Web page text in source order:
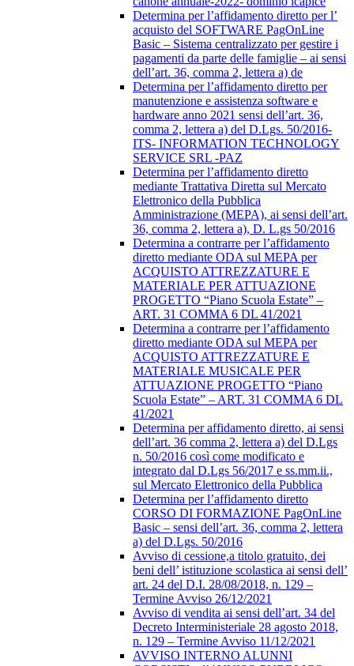
Determina per l’affidamento diretto per l’
acquisto del SOFTWARE PagOnLine
Basic – Sistema centralizzato per gestire i
pagamenti da parte delle famiglie – ai sensi
dell’art. 36, comma 2, lettera a) de
Determina per l’affidamento diretto per
manutenzione e assistenza software e
hardware anno 2021 sensi dell’art. 36,
comma 2, lettera a) del D.Lgs. 50/2016-
ITS- INFORMATION TECHNOLOGY
SERVICE SRL -PAZ
Determina per l’affidamento diretto
mediante Trattativa Diretta sul Mercato
Elettronico della Pubblica
Amministrazione (MEPA), ai sensi dell’art.
36, comma 2, lettera a), D. L.gs 50/2016
Determina a contrarre per l’affidamento
diretto mediante ODA sul MEPA per
ACQUISTO ATTREZZATURE E
MATERIALE PER ATTUAZIONE
PROGETTO “Piano Scuola Estate” –
ART. 31 COMMA 6 DL 41/2021
Determina a contrarre per l’affidamento
diretto mediante ODA sul MEPA per
ACQUISTO ATTREZZATURE E
MATERIALE MUSICALE PER
ATTUAZIONE PROGETTO “Piano
Scuola Estate” – ART. 31 COMMA 6 DL
41/2021
Determina per affidamento diretto, ai sensi
dell’art. 36 comma 2, lettera a) del D.Lgs
n. 50/2016 così come modificato e
integrato dal D.Lgs 56/2017 e ss.mm.ii.,
sul Mercato Elettronico della Pubblica
Determina per l’affidamento diretto
CORSO DI FORMAZIONE PagOnLine
Basic – sensi dell’art. 36, comma 2, lettera
a) del D.Lgs. 50/2016
Avviso di cessione,a titolo gratuito, dei
beni dell’ istituzione scolastica ai sensi dell’
art. 24 del D.I. 28/08/2018, n. 129 –
Termine Avviso 26/12/2021
Avviso di vendita ai sensi dell’art. 34 del
Decreto Interministeriale 28 agosto 2018,
n. 129 – Termine Avviso 11/12/2021
AVVISO INTERNO ALUNNI